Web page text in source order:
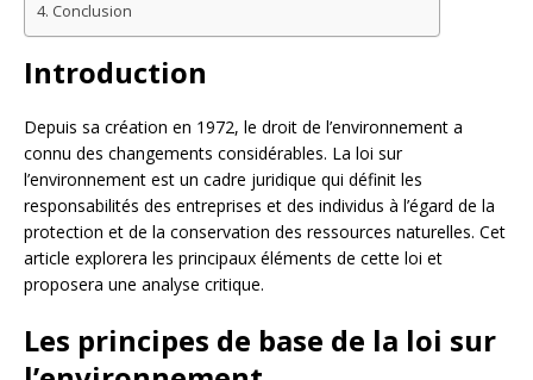
Conclusion
Introduction
Depuis sa création en 1972, le droit de l’environnement a
connu des changements considérables. La loi sur
l’environnement est un cadre juridique qui définit les
responsabilités des entreprises et des individus à l’égard de la
protection et de la conservation des ressources naturelles. Cet
article explorera les principaux éléments de cette loi et
proposera une analyse critique.
Les principes de base de la loi sur